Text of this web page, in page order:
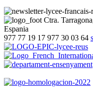
Ctra.
Espania
977 77 19 17 977 30 03 64